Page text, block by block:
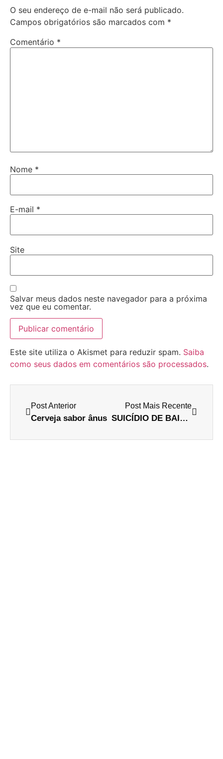
O seu endereço de e-mail não será publicado.
Campos obrigatórios são marcados com *
Comentário *
Nome *
E-mail *
Site
Salvar meus dados neste navegador para a próxima
vez que eu comentar.
Este site utiliza o Akismet para reduzir spam. Saiba
como seus dados em comentários são processados.
Post Anterior
Cerveja sabor ânus
Post Mais Recente
SUICÍDIO DE BAIANO